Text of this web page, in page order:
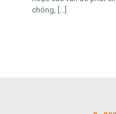
chóng, […]